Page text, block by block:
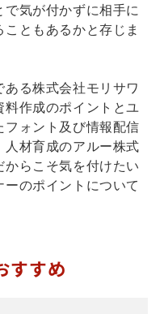
気が付かずに相手に
ともあるかと存じま
る株式会社モリサワ
作成のポイントとユ
ォント及び情報配信
材育成のアルー株式
らこそ気を付けたい
のポイントについて
すすめ